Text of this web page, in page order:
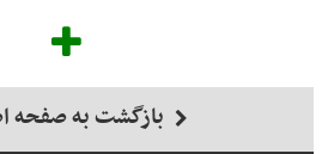
بازگشت به صفحه